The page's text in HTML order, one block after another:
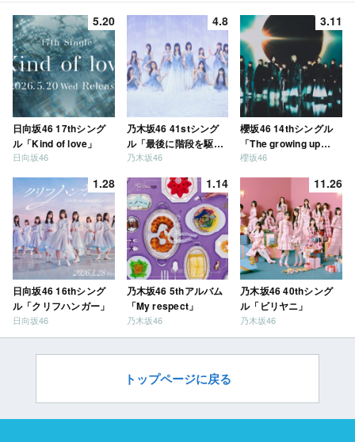
5.20
日向坂46 17thシング
ル「Kind of love」
日向坂46
4.8
乃木坂46 41stシング
ル「最後に階段を駆け
上がったのはいつ
乃木坂46
3.11
櫻坂46 14thシングル
「The growing up
train」
櫻坂46
1.28
日向坂46 16thシング
ル「クリフハンガー」
日向坂46
1.14
乃木坂46 5thアルバム
「My respect」
乃木坂46
11.26
乃木坂46 40thシング
ル「ビリヤニ」
乃木坂46
トップページに戻る